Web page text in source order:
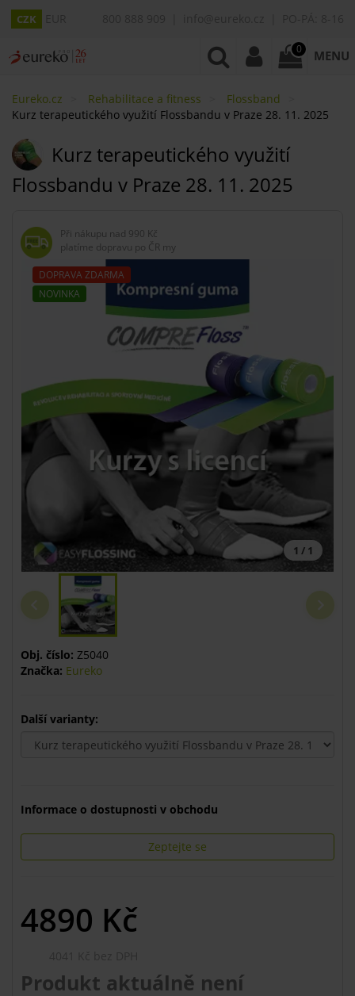
CZK
0 MENU
Eureko.cz Rehabilitace a fitness
Flossband
Kurz terapeutického využití Flossbandu v Praze 28. 11. 2025
Kurz terapeutického využití
Flossbandu v Praze 28. 11. 2025
Při nákupu nad 990 Kč
platíme dopravu po ČR my
DOPRAVA ZDARMA
NOVINKA
1 / 1
Obj. číslo: Z5040
Značka: Eureko
Další varianty:
Informace o dostupnosti v obchodu
Zeptejte se
4890 Kč
Produkt aktuálně není